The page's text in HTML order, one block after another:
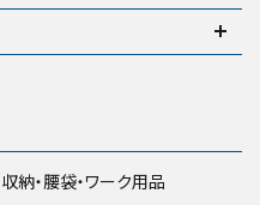
収納・腰袋・ワーク用品